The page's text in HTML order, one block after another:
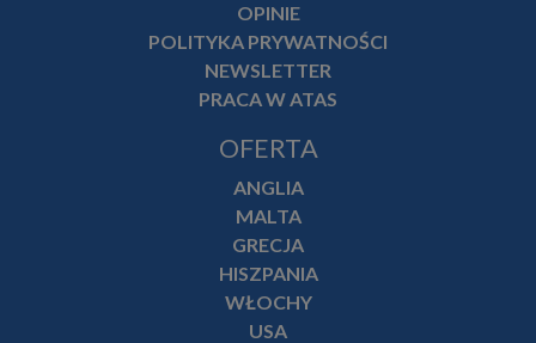
OPINIE
POLITYKA PRYWATNOŚCI
NEWSLETTER
PRACA W ATAS
OFERTA
ANGLIA
MALTA
GRECJA
HISZPANIA
WŁOCHY
USA